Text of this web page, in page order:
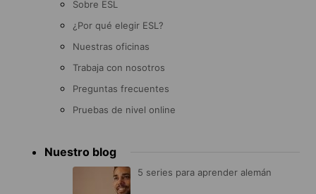
Sobre ESL
¿Por qué elegir ESL?
Nuestras oficinas
Trabaja con nosotros
Preguntas frecuentes
Pruebas de nivel online
Nuestro blog
5 series para aprender alemán